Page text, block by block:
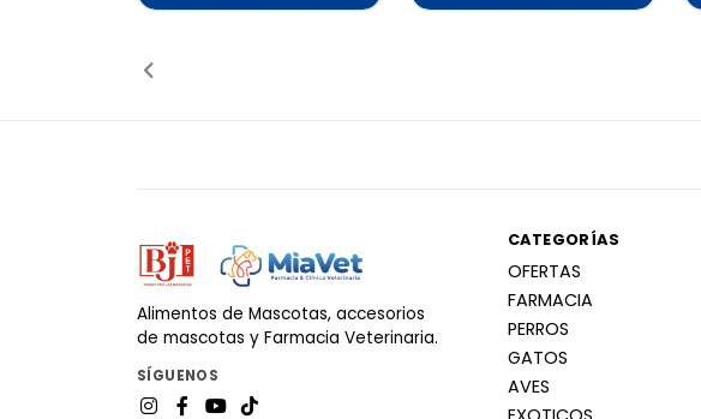
Alimentos de Mascotas, accesorios
de mascotas y Farmacia Veterinaria.
SÍGUENOS
CATEGORÍAS
OFERTAS
FARMACIA
PERROS
GATOS
AVES